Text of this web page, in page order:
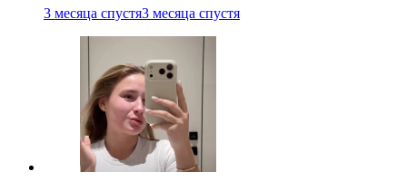
3 месяца спустя3 месяца спустя